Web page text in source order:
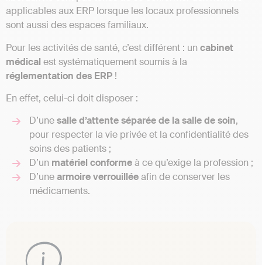
applicables aux ERP lorsque les locaux professionnels
sont aussi des espaces familiaux.
Pour les activités de santé, c’est différent : un cabinet
médical est systématiquement soumis à la
réglementation des ERP !
En effet, celui-ci doit disposer :
D’unesalle d’attente séparée de la salle de soin,
pour respecter la vie privée et la confidentialité des
soins des patients ;
D’un matériel conformeà ce qu’exige la profession ;
D’unearmoire verrouilléeafin de conserver les
médicaments.